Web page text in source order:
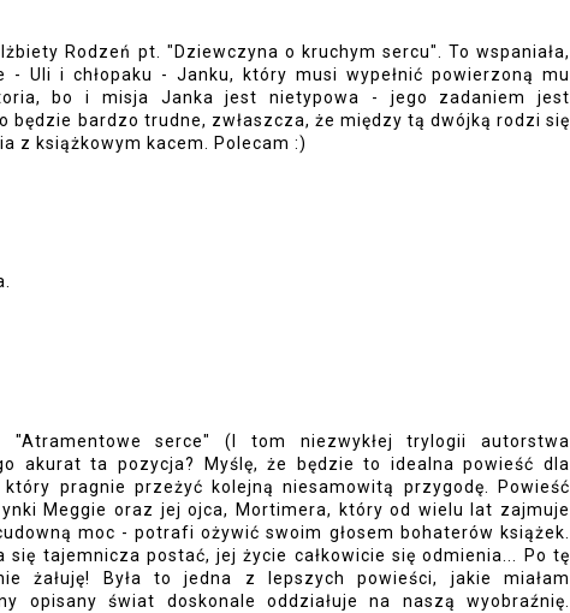
Rodzeń pt. "Dziewczyna o kruchym sercu". To wspaniała,
Uli i chłopaku - Janku, który musi wypełnić powierzoną mu
bo i misja Janka jest nietypowa - jego zadaniem jest
bardzo trudne, zwłaszcza, że między tą dwójką rodzi się
z książkowym kacem. Polecam :)
"Atramentowe serce" (I tom niezwykłej trylogii autorstwa
akurat ta pozycja? Myślę, że będzie to idealna powieść dla
pragnie przeżyć kolejną niesamowitą przygodę. Powieść
Meggie oraz jej ojca, Mortimera, który od wielu lat zajmuje
moc - potrafi ożywić swoim głosem bohaterów książek.
tajemnicza postać, jej życie całkowicie się odmienia... Po tę
żałuję! Była to jedna z lepszych powieści, jakie miałam
opisany świat doskonale oddziałuje na naszą wyobraźnię.